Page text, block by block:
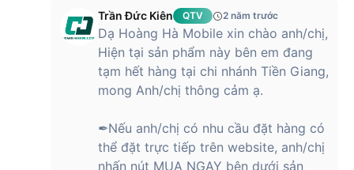
Trần Đức Kiên QTV 2 năm trước
Dạ Hoàng Hà Mobile xin chào anh/chị,
Hiện tại sản phẩm này bên em đang
tạm hết hàng tại chi nhánh Tiền Giang,
mong Anh/chị thông cảm ạ.
✒Nếu anh/chị có nhu cầu đặt hàng có
thể đặt trực tiếp trên website, anh/chị
nhấn nút MUA NGAY bên dưới sản